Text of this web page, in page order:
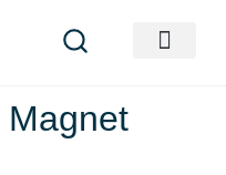
Magnet